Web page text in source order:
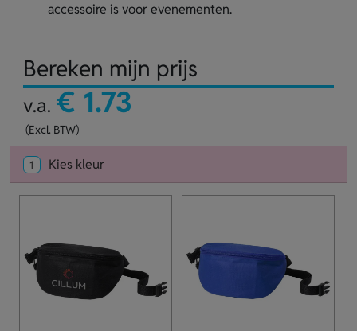
accessoire is voor evenementen.
Bereken mijn prijs
v.a. € 1.73
(Excl. BTW)
1 Kies kleur